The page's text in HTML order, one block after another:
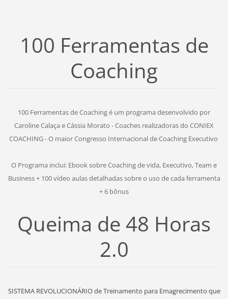
100 Ferramentas de
Coaching
100 Ferramentas de Coaching é um programa desenvolvido por
Caroline Calaça e Cássia Morato - Coaches realizadoras do CONIEX
COACHING - O maior Congresso Internacional de Coaching Executivo
O Programa inclui: Ebook sobre Coaching de vida, Executivo, Team e
Business + 100 vídeo aulas detalhadas sobre o uso de cada ferramenta
+ 6 bônus
Queima de 48 Horas
2.0
SISTEMA REVOLUCIONÁRIO de Treinamento para Emagrecimento que